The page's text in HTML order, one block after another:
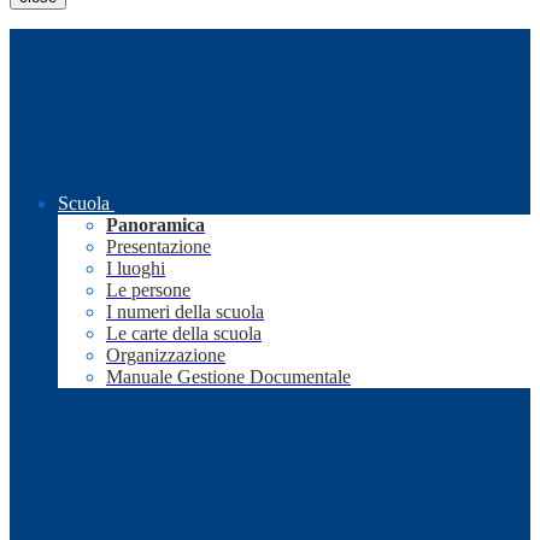
Scuola
Panoramica
Presentazione
I luoghi
Le persone
I numeri della scuola
Le carte della scuola
Organizzazione
Manuale Gestione Documentale